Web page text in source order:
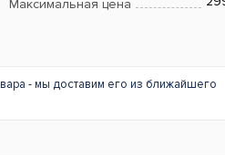
Максимальная цена
- мы доставим его из ближайшего